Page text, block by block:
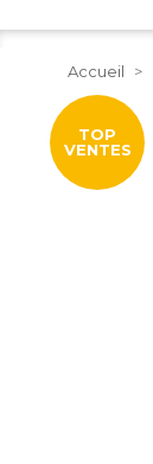
Accueil
TOP
VENTES